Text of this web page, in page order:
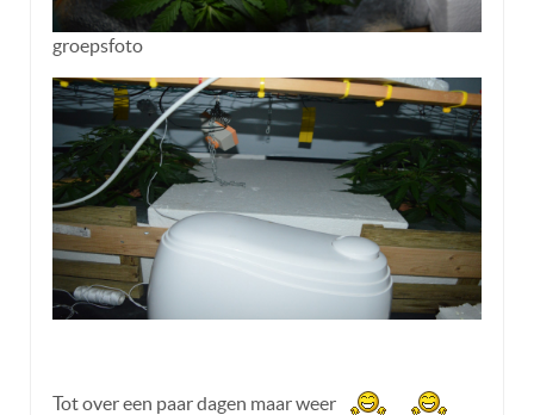
groepsfoto
Tot over een paar dagen maar weer